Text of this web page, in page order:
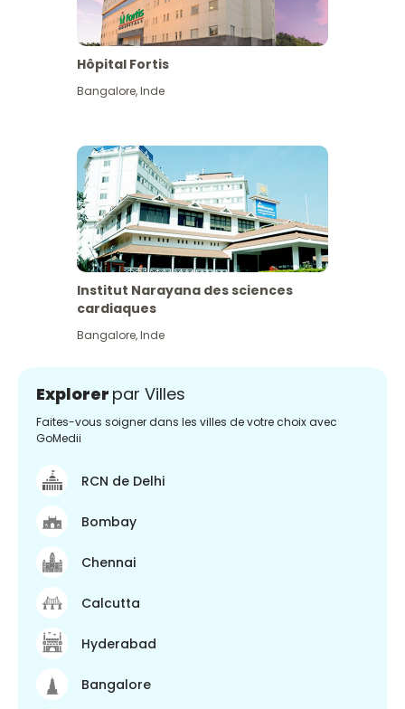
Hôpital Fortis
Bangalore,Inde
Institut Narayana des sciences
cardiaques
Bangalore,Inde
Explorer par Villes
Faites-vous soigner dans les villes de votre choix avec
GoMedii
RCN de Delhi
Bombay
Chennai
Calcutta
Hyderabad
Bangalore